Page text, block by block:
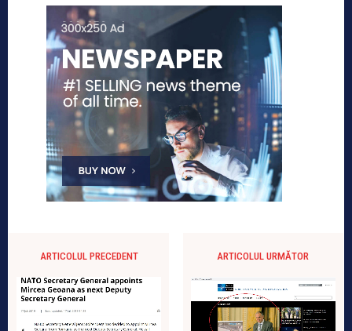
ARTICOLUL PRECEDENT ARTICOLUL URMĂTOR